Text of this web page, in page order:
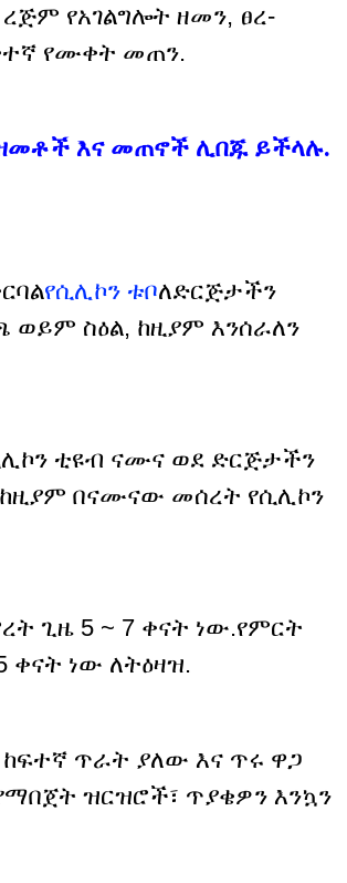
የአገልግሎት ዘመን, ፀረ-
የሙቀት መጠን.
እና መጠኖች ሊበጁ ይችላሉ.
የሲሊኮን ቱቦለድርጅታችን
ወይም ስዕል, ከዚያም እንሰራለን
ቲዩብ ናሙና ወደ ድርጅታችን
በናሙናው መሰረት የሲሊኮን
ጊዜ 5 ~ 7 ቀናት ነው.የምርት
ቀናት ነው ለትዕዛዝ.
ከፍተኛ ጥራት ያለው እና ጥሩ ዋጋ
ዝርዝሮች፣ ጥያቄዎን እንኳን